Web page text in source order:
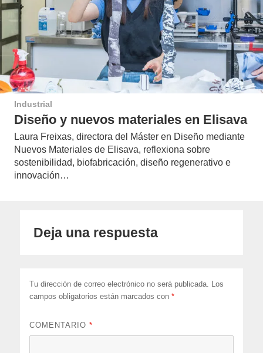
Industrial
Diseño y nuevos materiales en Elisava
Laura Freixas, directora del Máster en Diseño mediante
Nuevos Materiales de Elisava, reflexiona sobre
sostenibilidad, biofabricación, diseño regenerativo e
innovación…
Deja una respuesta
Tu dirección de correo electrónico no será publicada.
Los
campos obligatorios están marcados con*
COMENTARIO*